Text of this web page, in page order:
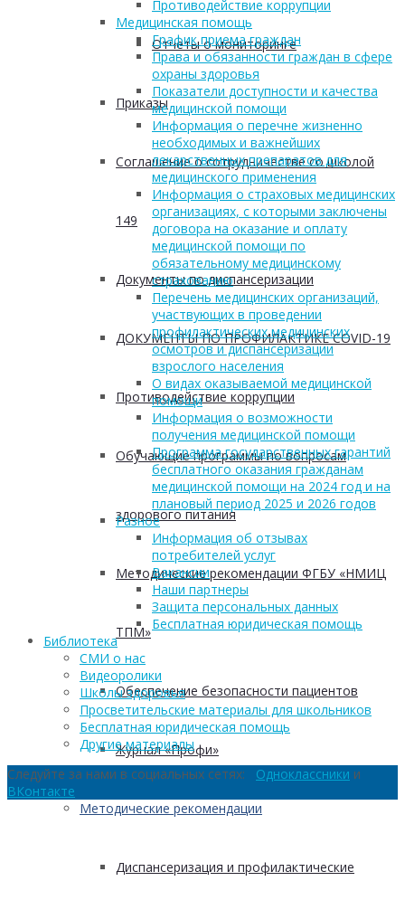
Отчеты о мониторинге
Приказы
Соглашение о сотрудничестве со школой
149
Документы по диспансеризации
ДОКУМЕНТЫ ПО ПРОФИЛАКТИКЕ COVID-19
Противодействие коррупции
Обучающие программы по вопросам
здорового питания
Методические рекомендации ФГБУ «НМИЦ
ТПМ»
Обеспечение безопасности пациентов
Журнал «Профи»
Методические рекомендации
Диспансеризация и профилактические
Противодействие коррупции
Медицинская помощь
График приема граждан
Права и обязанности граждан в сфере
охраны здоровья
Показатели доступности и качества
медицинской помощи
Информация о перечне жизненно
необходимых и важнейших
лекарственных препаратов для
медицинского применения
Информация о страховых медицинских
организациях, с которыми заключены
договора на оказание и оплату
медицинской помощи по
обязательному медицинскому
страхованию
Перечень медицинских организаций,
участвующих в проведении
профилактических медицинских
осмотров и диспансеризации
взрослого населения
О видах оказываемой медицинской
помощи
Информация о возможности
получения медицинской помощи
Программа государственных гарантий
бесплатного оказания гражданам
медицинской помощи на 2024 год и на
плановый период 2025 и 2026 годов
Разное
Информация об отзывах
потребителей услуг
Вакансии
Наши партнеры
Защита персональных данных
Бесплатная юридическая помощь
Библиотека
СМИ о нас
Видеоролики
Школы здоровья
Просветительские материалы для школьников
Бесплатная юридическая помощь
Другие материалы
Следуйте за нами в социальных сетях: Одноклассники и
ВКонтакте